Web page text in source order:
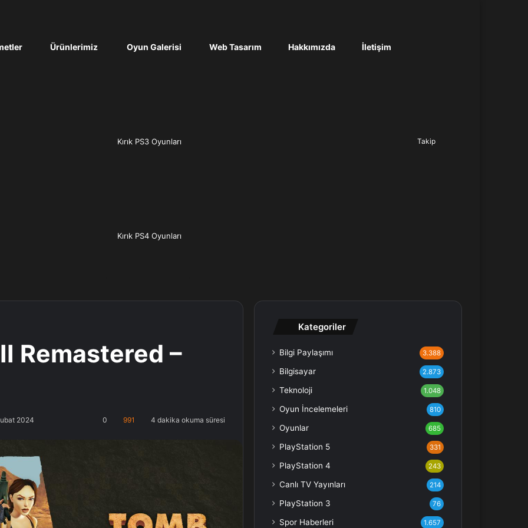
Ürünlerimiz Oyun Galerisi
Kırık PS3 Oyunları
Kırık PS4 Oyunları
Web Tasarım Hakkımızda İletişim
Takip
Remastered –
2024 0 991 4 dakika okuma süresi
Kategoriler
Bilgi Paylaşımı 3.388
Bilgisayar 2.873
Teknoloji 1.048
Oyun İncelemeleri 810
Oyunlar 685
PlayStation 5 331
PlayStation 4 243
Canlı TV Yayınları 214
PlayStation 3 76
Spor Haberleri 1.657